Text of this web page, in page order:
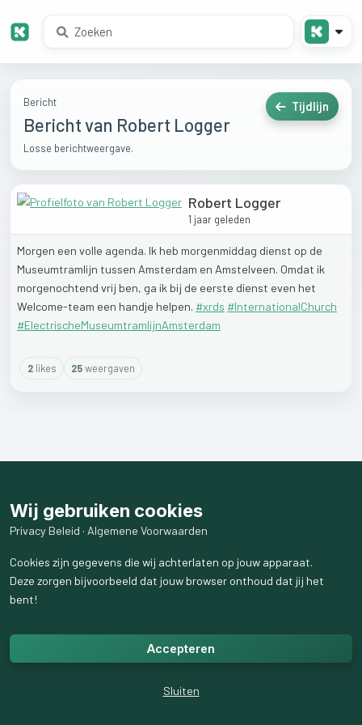
Bericht
Bericht van Robert Logger
Losse berichtweergave.
Tijdlijn
Robert Logger
1 jaar geleden
Morgen een volle agenda. Ik heb morgenmiddag dienst op de
Museumtramlijn tussen Amsterdam en Amstelveen. Omdat ik
morgenochtend vrij ben, ga ik bij de eerste dienst even het
Welcome-team een handje helpen. #xrds #InternationalChurch
#ElectrischeMuseumtramlijnAmsterdam
2likes 25weergaven
Wij gebruiken cookies
Privacy Beleid · Algemene Voorwaarden
Cookies zijn gegevens die wij achterlaten op jouw apparaat.
Deze zorgen bijvoorbeeld dat jouw browser onthoud dat jij het
bent!
Accepteren
Sluiten